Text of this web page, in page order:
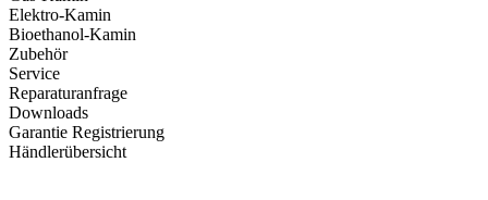
Elektro-Kamin
Bioethanol-Kamin
Zubehör
Service
Reparaturanfrage
Downloads
Garantie Registrierung
Händlerübersicht